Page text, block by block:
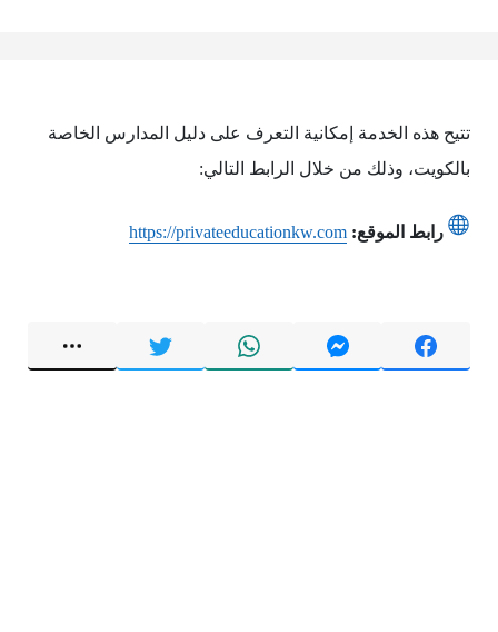
تتيح هذه الخدمة إمكانية التعرف على دليل المدارس الخاصة
بالكويت، وذلك من خلال الرابط التالي:
رابط الموقع: https://privateeducationkw.com